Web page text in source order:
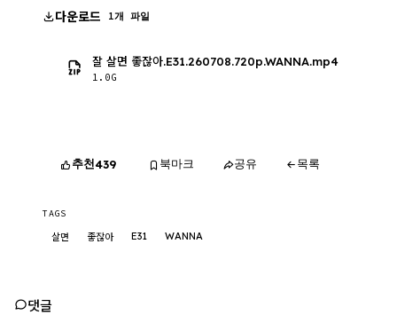
다운로드 1개 파일
잘 살면 좋잖아.E31.260708.720p.WANNA.mp4
1.0G
추천439 북마크 공유 목록
TAGS
살면 좋잖아 E31 WANNA
댓글